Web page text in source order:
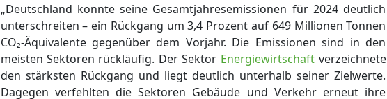
„Deutschland konnte seine Gesamtjahresemissionen für 2024 deutlich
unterschreiten – ein Rückgang um 3,4 Prozent auf 649 Millionen Tonnen
CO₂-Äquivalente gegenüber dem Vorjahr. Die Emissionen sind in den
meisten Sektoren rückläufig. Der Sektor Energiewirtschaft verzeichnete
den stärksten Rückgang und liegt deutlich unterhalb seiner Zielwerte.
Dagegen verfehlten die Sektoren Gebäude und Verkehr erneut ihre